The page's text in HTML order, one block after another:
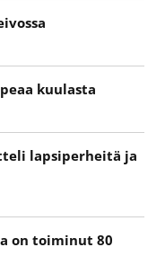
kuulasta
lapsiperheitä ja
on toiminut 80